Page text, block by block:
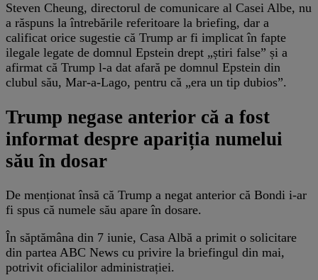
Steven Cheung, directorul de comunicare al Casei Albe, nu
a răspuns la întrebările referitoare la briefing, dar a
calificat orice sugestie că Trump ar fi implicat în fapte
ilegale legate de domnul Epstein drept „știri false” și a
afirmat că Trump l-a dat afară pe domnul Epstein din
clubul său, Mar-a-Lago, pentru că „era un tip dubios”.
Trump negase anterior că a fost
informat despre apariția numelui
său în dosar
De menționat însă că Trump a negat anterior că Bondi i-ar
fi spus că numele său apare în dosare.
În săptămâna din 7 iunie, Casa Albă a primit o solicitare
din partea ABC News cu privire la briefingul din mai,
potrivit oficialilor administrației.